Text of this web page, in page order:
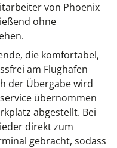
von Phoenix
ohne
die komfortabel,
am Flughafen
der Übergabe wird
übernommen
abgestellt. Bei
direkt zum
gebracht, sodass